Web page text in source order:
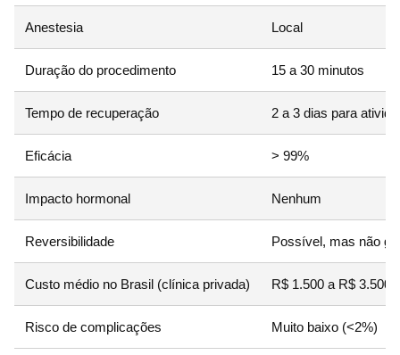
Anestesia Local
Duração do procedimento 15 a 30 minutos
Tempo de recuperação 2 a 3 dias para
Eficácia > 99%
Impacto hormonal Nenhum
Reversibilidade Possível, mas não
Custo médio no Brasil (clínica privada) R$ 1.500 a R$ 3.500
Risco de complicações Muito baixo (<2%)